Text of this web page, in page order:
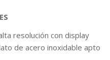
resolución con display
de acero inoxidable apto